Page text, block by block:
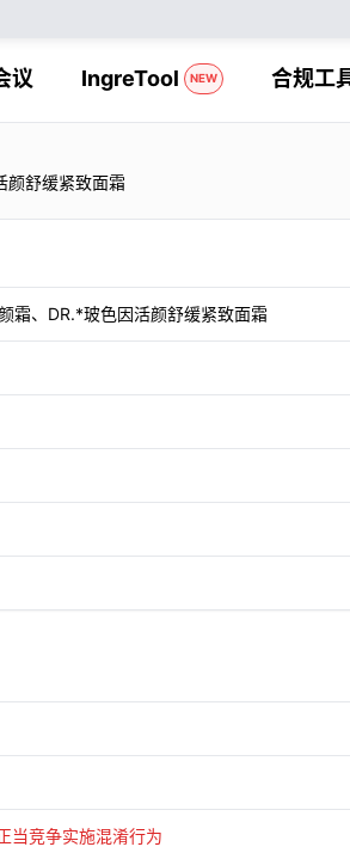
议 IngreTool NEW 合规工
颜舒缓紧致面霜
霜、DR.*玻色因活颜舒缓紧致面霜
当竞争实施混淆行为